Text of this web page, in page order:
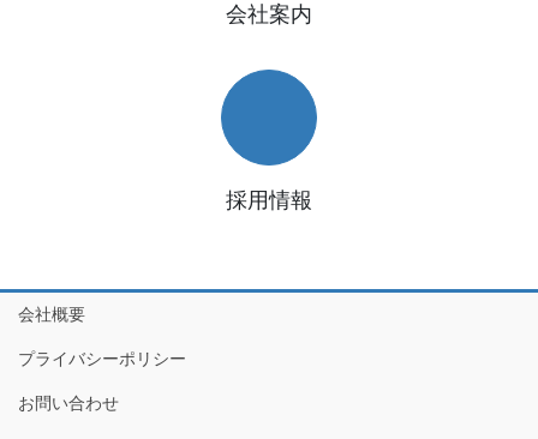
会社案内
採用情報
会社概要
プライバシーポリシー
お問い合わせ